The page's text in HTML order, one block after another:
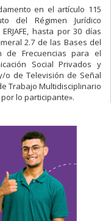
en el artículo 115
del Régimen Jurídico
hasta por 30 días
2.7 de las Bases del
de Frecuencias para el
Social Privados y
o de Televisión de Señal
Trabajo Multidisciplinario
lo participante».